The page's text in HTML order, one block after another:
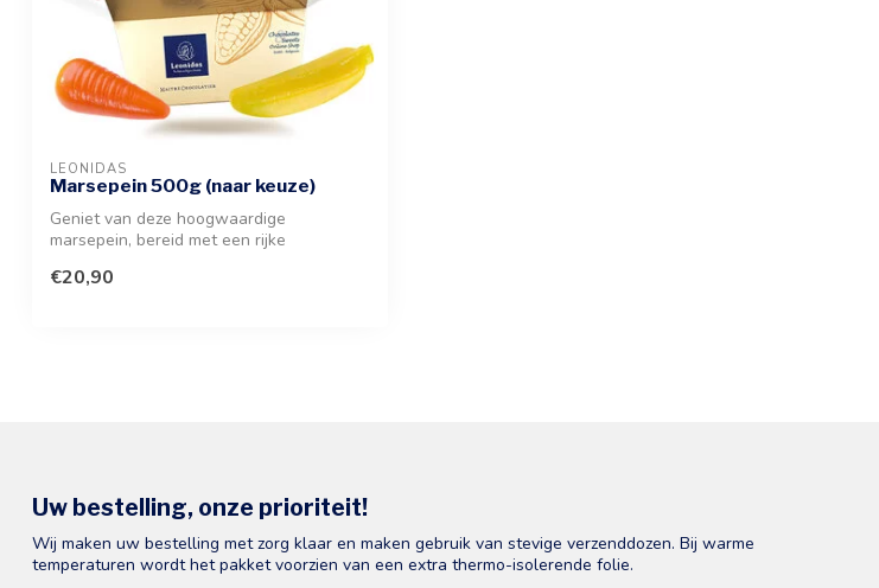
LEONIDAS
Marsepein 500g (naar keuze)
Geniet van deze hoogwaardige
marsepein, bereid met een rijke
€20,90
Uw bestelling, onze prioriteit!
Wij maken uw bestelling met zorg klaar en maken gebruik van stevige verzenddozen. Bij warme
temperaturen wordt het pakket voorzien van een extra thermo-isolerende folie.